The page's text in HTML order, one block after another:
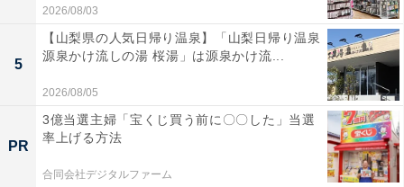
2026/08/03
5
【山梨県の人気日帰り温泉】「山梨日帰り温泉
源泉かけ流しの湯 桜湯」は源泉かけ流...
2026/08/05
PR
3億当選主婦「宝くじ買う前に〇〇した」当選
率上げる方法
合同会社デジタルファーム